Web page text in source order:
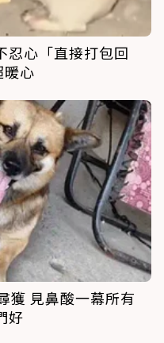
忍心「直接打包回
心
獲 見鼻酸一幕所有
好